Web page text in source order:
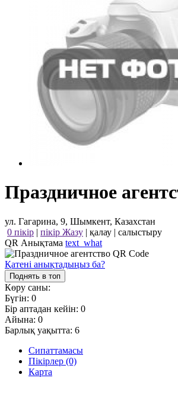
Праздничное
ул. Гагарина, 9, Шымкент, Казахстан
0 пікір | пікір Жазу | қалау | салыстыру
QR Анықтама text_what
Қатені анықтадыңыз ба?
Поднять в топ
Көру саны:
Бүгін: 0
Бір аптадан кейін: 0
Айына: 0
Барлық уақытта: 6
Сипаттамасы
Пікірлер (0)
Карта